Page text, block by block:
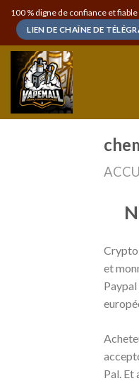
Skip
content
100 % digne de confiance et
LIEN DE CHAÎNE DE
et
Pal. Et